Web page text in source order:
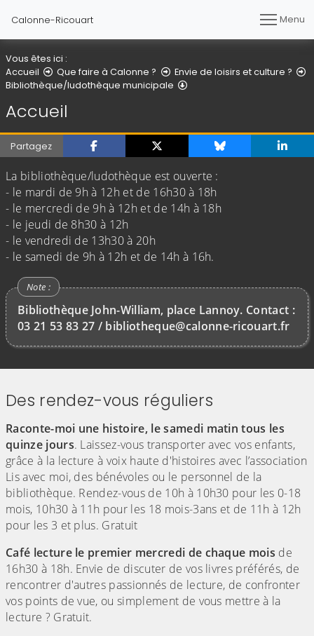
Calonne-Ricouart Menu
Vous êtes ici :
Accueil
Que faire à Calonne ?
Envie de loisirs et culture ?
Bibliothèque/ludothèque municipale
Accueil
Partagez
La bibliothèque/ludothèque est ouverte :
- le mardi de 9h à 12h et de 16h30 à 18h
- le mercredi de 9h à 12h et de 14h à 18h
- le jeudi de 8h30 à 12h
- le vendredi de 13h30 à 20h
- le samedi de 9h à 12h et de 14h à 16h.
Bibliothèque John-William, place Lannoy. Contact :
03 21 53 83 27 / bibliotheque@calonne-ricouart.fr
Des rendez-vous réguliers
Raconte-moi une histoire, le samedi matin tous les
quinze jours. Laissez-vous transporter avec vos enfants,
grâce à la lecture à voix haute d'histoires avec l’association
Lis avec moi, des bénévoles ou le personnel de la
bibliothèque. Rendez-vous de 10h à 10h30 pour les 0-18
mois, 10h30 à 11h pour les 18 mois-3ans et de 11h à 12h
pour les 3 et plus. Gratuit
Café lecture le premier mercredi de chaque mois de
16h30 à 18h. Envie de discuter de vos livres préférés, de
rencontrer d'autres passionnés de lecture, de confronter
vos points de vue, ou simplement de vous mettre à la
lecture ? Gratuit.